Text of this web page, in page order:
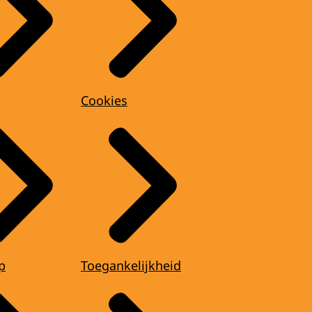
Cookies
Toegankelijkheid